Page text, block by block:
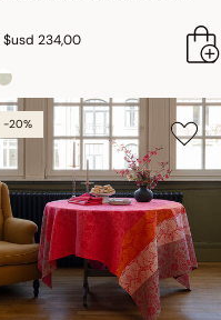
$usd 234,00
-20%